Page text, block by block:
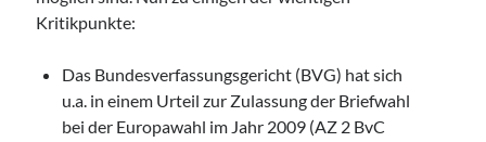
Kritikpunkte:
Das Bundesverfassungsgericht (BVG) hat sich
u.a. in einem Urteil zur Zulassung der Briefwahl
bei der Europawahl im Jahr 2009 (AZ 2 BvC